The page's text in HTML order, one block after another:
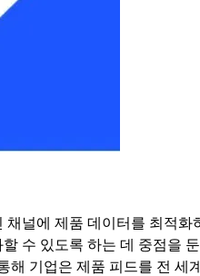
채널에 제품 데이터를 최적
수 있도록 하는 데 중점을
해 기업은 제품 피드를 전